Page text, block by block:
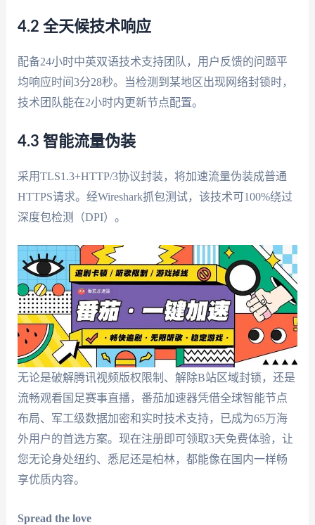
4.2 全天候技术响应
配备24小时中英双语技术支持团队，用户反馈的问题平
均响应时间3分28秒。当检测到某地区出现网络封锁时，
技术团队能在2小时内更新节点配置。
4.3 智能流量伪装
采用TLS1.3+HTTP/3协议封装，将加速流量伪装成普通
HTTPS请求。经Wireshark抓包测试，该技术可100%绕过
深度包检测（DPI）。
无论是破解腾讯视频版权限制、解除B站区域封锁，还是
流畅观看国足赛事直播，番茄加速器凭借全球智能节点
布局、军工级数据加密和实时技术支持，已成为65万海
外用户的首选方案。现在注册即可领取3天免费体验，让
您无论身处纽约、悉尼还是柏林，都能像在国内一样畅
享优质内容。
Spread the love